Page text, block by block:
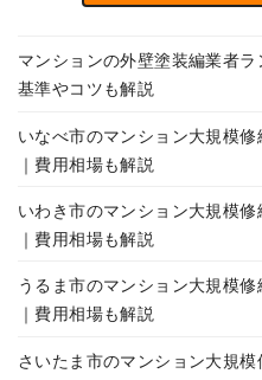
マンションの外壁塗装編業者
基準やコツも解説
いなべ市のマンション大規模
｜費用相場も解説
いわき市のマンション大規模
｜費用相場も解説
うるま市のマンション大規模
｜費用相場も解説
さいたま市のマンション大規